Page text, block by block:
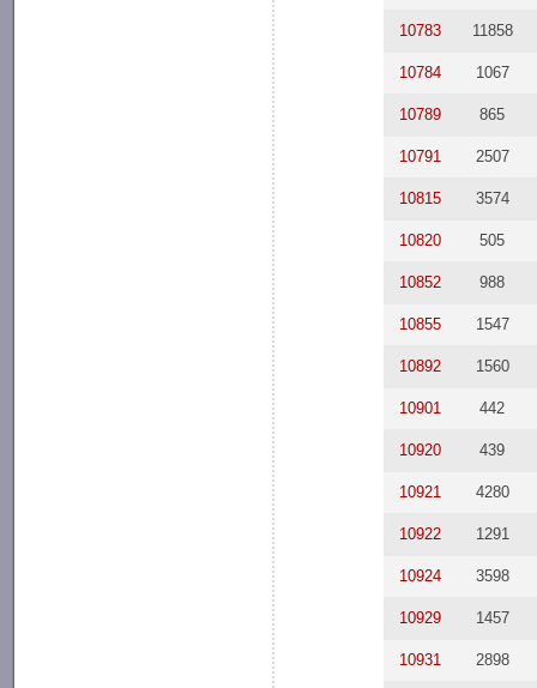
10783 11858
10784 1067
10789 865
10791 2507
10815 3574
10820 505
10852 988
10855 1547
10892 1560
10901 442
10920 439
10921 4280
10922 1291
10924 3598
10929 1457
10931 2898